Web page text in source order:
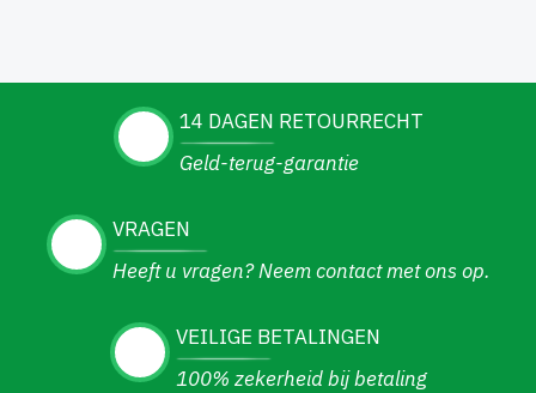
14 DAGEN RETOURRECHT
Geld-terug-garantie
VRAGEN
Heeft u vragen? Neem contact met ons op.
VEILIGE BETALINGEN
100% zekerheid bij betaling